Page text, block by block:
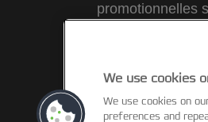
promotionnelles
©2026 ACCO
We use cookies
We use cookies on
preferences and